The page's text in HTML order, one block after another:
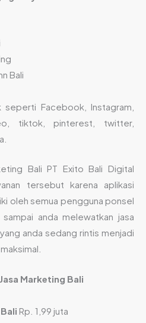
Bali
Facebook, Instagram,
tiktok, pinterest, twitter,
Bali PT Exito Bali Digital
tersebut karena aplikasi
oleh semua pengguna ponsel
anda melewatkan jasa
anda sedang rintis menjadi
Marketing Bali
Rp. 1,99 juta